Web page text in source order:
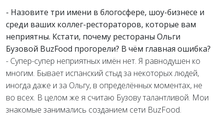
- Назовите три имени в блогосфере, шоу-бизнесе и
среди ваших коллег-рестораторов, которые вам
неприятны. Кстати, почему рестораны Ольги
Бузовой BuzFood прогорели? В чём главная ошибка?
- Супер-супер неприятных имён нет. Я равнодушен ко
многим. Бывает испанский стыд за некоторых людей,
иногда даже и за Ольгу, в определённых моментах, не
во всех. В целом же я считаю Бузову талантливой. Мои
знакомые занимались созданием сети BuzFood.